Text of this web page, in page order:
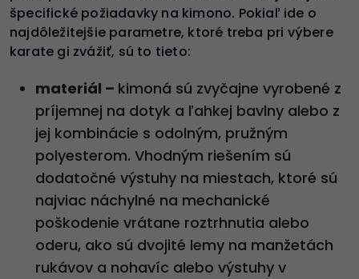
špecifické požiadavky na kimono. Pokiaľ ide o
najdôležitejšie parametre, ktoré treba pri výbere
karate gi zvážiť, sú to tieto:
materiál – kimoná sú zvyčajne vyrobené z
príjemnej na dotyk a ľahkej bavlny alebo z
jej kombinácie s odolným, pružným
polyesterom. Vhodným riešením sú
dodatočné výstuhy na miestach, ktoré sú
najviac náchylné na mechanické
poškodenie vrátane roztrhnutia alebo
oderu, ako sú dvojité lemy na manžetách
rukávov a nohavíc alebo výstuhy v